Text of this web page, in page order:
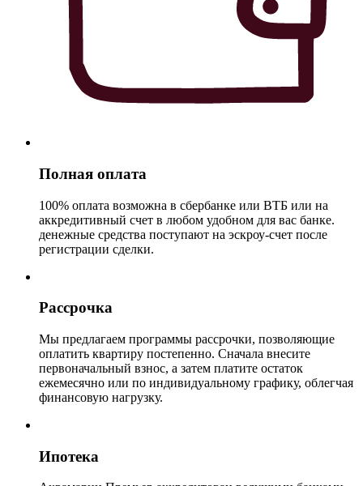
Полная оплата
100% оплата возможна в сбербанке или ВТБ или на
аккредитивный счет в любом удобном для вас банке.
денежные средства поступают на эскроу-счет после
регистрации сделки.
Рассрочка
Мы предлагаем программы рассрочки, позволяющие
оплатить квартиру постепенно. Сначала внесите
первоначальный взнос, а затем платите остаток
ежемесячно или по индивидуальному графику, облегчая
финансовую нагрузку.
Ипотека